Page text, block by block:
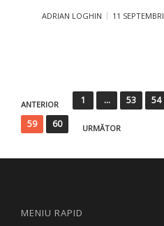
ADRIAN LOGHIN 11
Paginație
articole
ANTERIOR 1 … 53 54
59
60 URMĂTOR
MENIU RAPID